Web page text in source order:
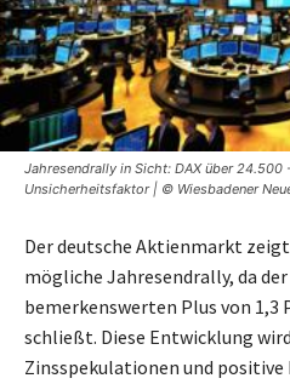
Jahresendrally in Sicht: DAX über 24.500
Unsicherheitsfaktor | © Wiesbadener
Der deutsche Aktienmarkt
mögliche Jahresendrally, da
bemerkenswerten Plus von 1,3
schließt. Diese Entwicklung
Zinsspekulationen und